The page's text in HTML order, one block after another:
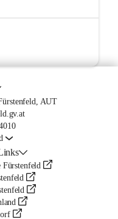
AUT
Fürstenfeld